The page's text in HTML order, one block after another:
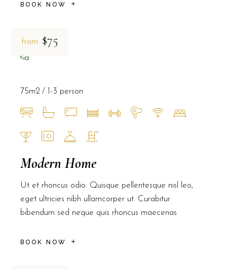
BOOK NOW
from $75
Modern Home
Ut et rhoncus odio. Quisque pellentesque nisl leo,
eget ultricies nibh ullamcorper ut. Curabitur
bibendum sed neque quis rhoncus maecenas
BOOK NOW
75m2 1-3 person